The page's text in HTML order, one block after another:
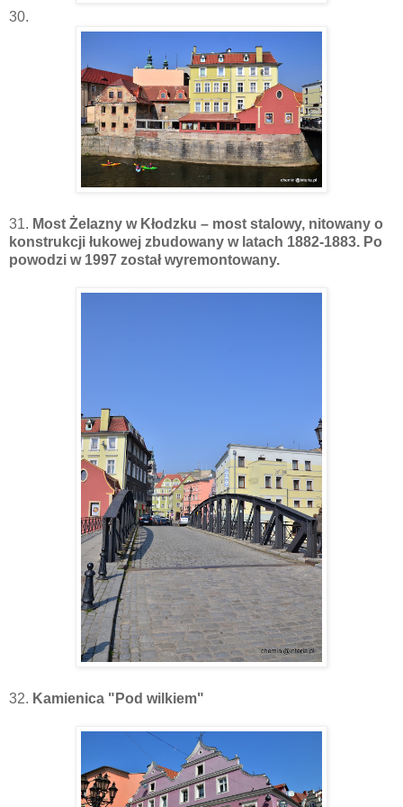
30.
31. Most Żelazny w Kłodzku – most stalowy, nitowany o
konstrukcji łukowej zbudowany w latach 1882-1883. Po
powodzi w 1997 został wyremontowany.
32. Kamienica "Pod wilkiem"